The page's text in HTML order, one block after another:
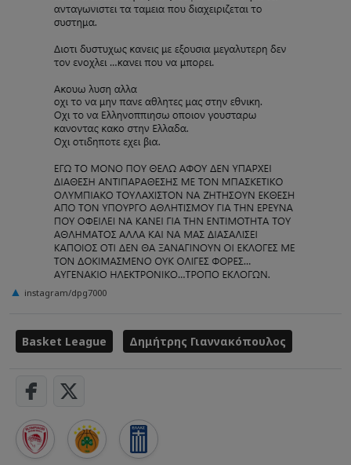
instagram/dpg7000
Basket League Δημήτρης Γιαννακόπουλος